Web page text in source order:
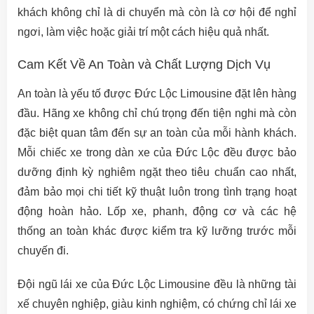
khách không chỉ là di chuyển mà còn là cơ hội để nghỉ
ngơi, làm việc hoặc giải trí một cách hiệu quả nhất.
Cam Kết Về An Toàn và Chất Lượng Dịch Vụ
An toàn là yếu tố được Đức Lộc Limousine đặt lên hàng
đầu. Hãng xe không chỉ chú trọng đến tiện nghi mà còn
đặc biệt quan tâm đến sự an toàn của mỗi hành khách.
Mỗi chiếc xe trong dàn xe của Đức Lộc đều được bảo
dưỡng định kỳ nghiêm ngặt theo tiêu chuẩn cao nhất,
đảm bảo mọi chi tiết kỹ thuật luôn trong tình trạng hoạt
động hoàn hảo. Lốp xe, phanh, động cơ và các hệ
thống an toàn khác được kiểm tra kỹ lưỡng trước mỗi
chuyến đi.
Đội ngũ lái xe của Đức Lộc Limousine đều là những tài
xế chuyên nghiệp, giàu kinh nghiệm, có chứng chỉ lái xe